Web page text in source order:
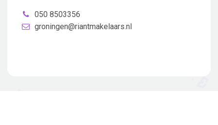
050 8503356
groningen@riantmakelaars.nl